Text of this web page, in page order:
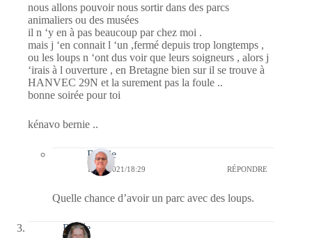
nous allons pouvoir nous sortir dans des parcs
animaliers ou des musées
il n ‘y en à pas beaucoup par chez moi .
mais j ‘en connait l ‘un ,fermé depuis trop longtemps ,
ou les loups n ‘ont dus voir que leurs soigneurs , alors j
‘irais à l ouverture , en Bretagne bien sur il se trouve à
HANVEC 29N et la surement pas la foule ..
bonne soirée pour toi
kénavo bernie ..
Bernie
12/05/2021/18:29 RÉPONDRE
Quelle chance d’avoir un parc avec des loups.
Renée